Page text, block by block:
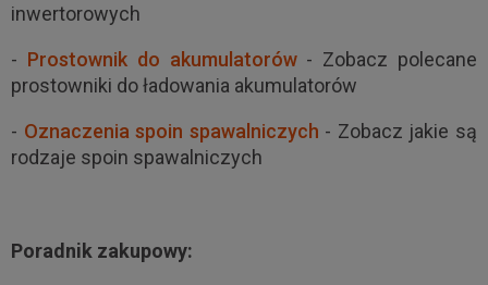
inwertorowych
- Prostownik do akumulatorów- Zobacz polecane
prostowniki do ładowania akumulatorów
- Oznaczenia spoin spawalniczych - Zobacz jakie są
rodzaje spoin spawalniczych
Poradnik zakupowy: